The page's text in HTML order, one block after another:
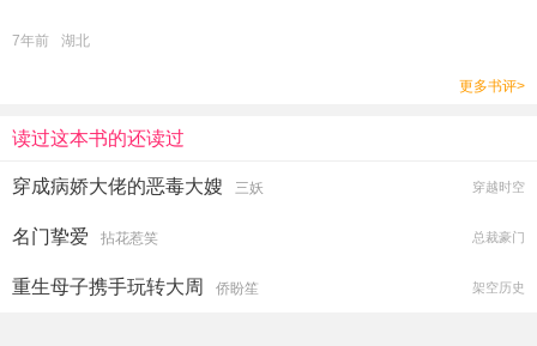
7年前 湖北
更多书评>
读过这本书的还读过
穿成病娇大佬的恶毒大嫂 三妖 穿越时空
名门挚爱 拈花惹笑 总裁豪门
重生母子携手玩转大周 侨盼笙 架空历史